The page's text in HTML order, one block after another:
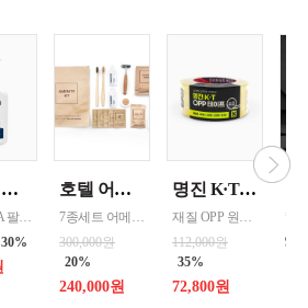
뿌리는 락스세제(욕실용) 1,000ml 12개 한박스단위 판매
BOX 12EA 팔레트 0.0123 원산지 한국 BARCODE 8809367760815
30%
호텔 어메니티 여행용 세면도구 50세트 대박스로만 판매 친환경 트레블세트 해외여행준비물 여행세트 일회용세면도구 어메니티세트
7종세트 어메니티 단체
300,000원
20%
240,000원
명진 K·T OPP테이프 80M(투명) 48mmx80M 50개 한박스단위 판매
재질 OPP 원산지 한국 BARCODE 8809357185789
112,000원
35%
72,800원